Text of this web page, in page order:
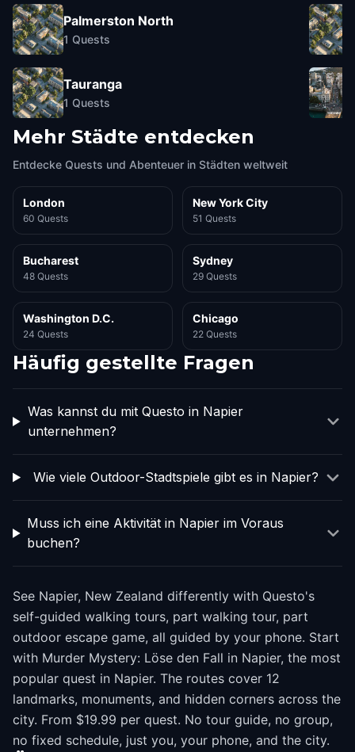
Palmerston North
1 Quests
Tauranga
1 Quests
Mehr Städte entdecken
Entdecke Quests und Abenteuer in Städten weltweit
London
60 Quests
New York City
51 Quests
Bucharest
48 Quests
Sydney
29 Quests
Washington D.C.
24 Quests
Chicago
22 Quests
Häufig gestellte Fragen
Was kannst du mit Questo in Napier
unternehmen?
Wie viele Outdoor-Stadtspiele gibt es in Napier?
Muss ich eine Aktivität in Napier im Voraus
buchen?
See Napier, New Zealand differently with Questo's
self-guided walking tours, part walking tour, part
outdoor escape game, all guided by your phone. Start
with Murder Mystery: Löse den Fall in Napier, the most
popular quest in Napier. The routes cover 12
landmarks, monuments, and hidden corners across the
city. From $19.99 per quest. No tour guide, no group,
no fixed schedule, just you, your phone, and the city.